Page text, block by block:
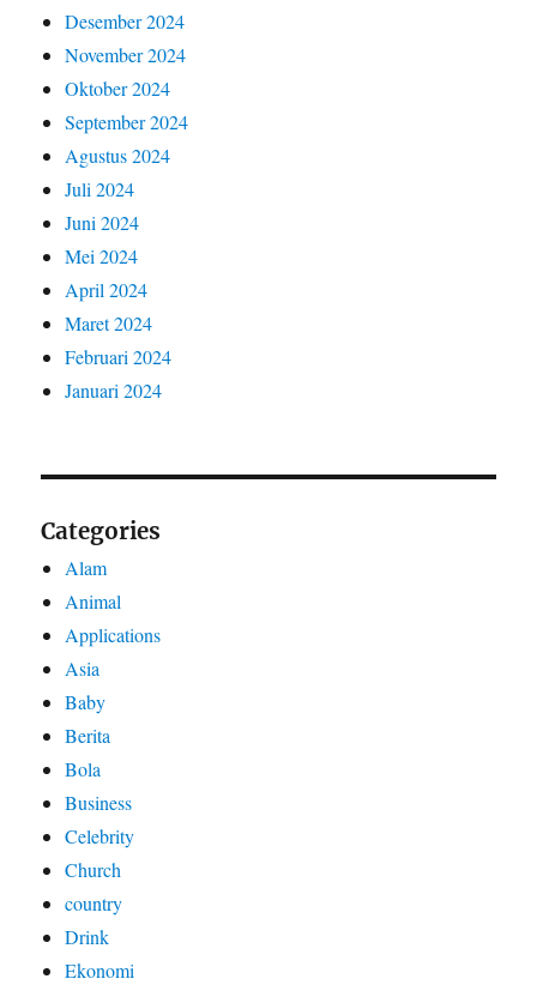
Desember 2024
November 2024
Oktober 2024
September 2024
Agustus 2024
Juli 2024
Juni 2024
Mei 2024
April 2024
Maret 2024
Februari 2024
Januari 2024
Categories
Alam
Animal
Applications
Asia
Baby
Berita
Bola
Business
Celebrity
Church
country
Drink
Ekonomi